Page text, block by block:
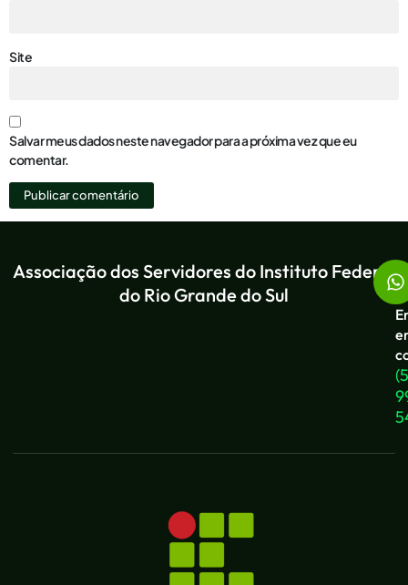
Site
Salvar meus dados neste navegador para a próxima vez que eu
comentar.
Associação dos Servidores do Instituto Federal
do Rio Grande do Sul